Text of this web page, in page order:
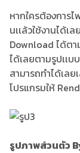
หากใครต้องการไ
นเเล้วใช้งานได้เ
Download ได้ตา
ได้เลยตามรูปเเบ
สามารถทำได้เลย
โปรแกรมให้
รูปภาพส่วนตัว